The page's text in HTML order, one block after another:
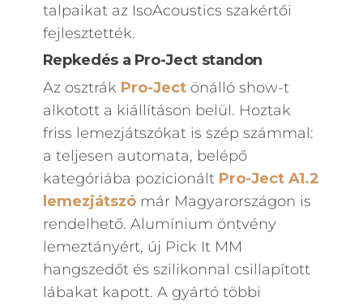
talpaikat az IsoAcoustics szakértői
fejlesztették.
Repkedés a Pro-Ject standon
Az osztrák Pro-Jectönálló show-t
alkotott a kiállításon belül. Hoztak
friss lemezjátszókat is szép számmal:
a teljesen automata, belépő
kategóriába pozicionált Pro-Ject A1.2
lemezjátszómár Magyarországon is
rendelhető. Alumínium öntvény
lemeztányért, új Pick It MM
hangszedőt és szilikonnal csillapított
lábakat kapott. A gyártó többi